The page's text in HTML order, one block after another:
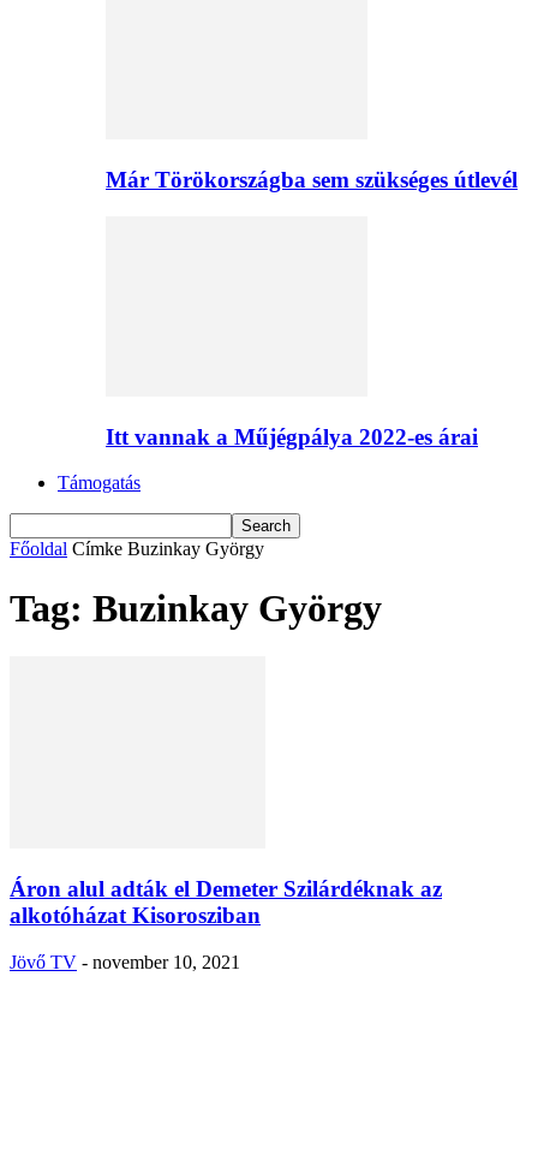
Már Törökországba sem szükséges útlevél
Itt vannak a Műjégpálya 2022-es árai
Támogatás
Főoldal Címke Buzinkay György
Tag: Buzinkay György
Áron alul adták el Demeter Szilárdéknak az
alkotóházat Kisorosziban
Jövő TV - november 10, 2021